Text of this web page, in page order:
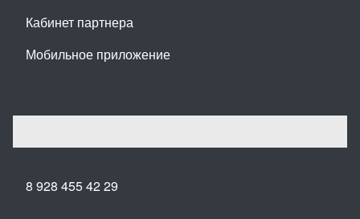
Кабинет партнера
Мобильное приложение
8 928 455 42 29